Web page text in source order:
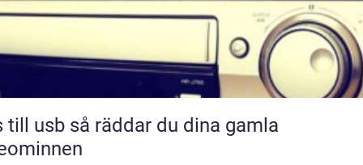
räddar du dina gamla